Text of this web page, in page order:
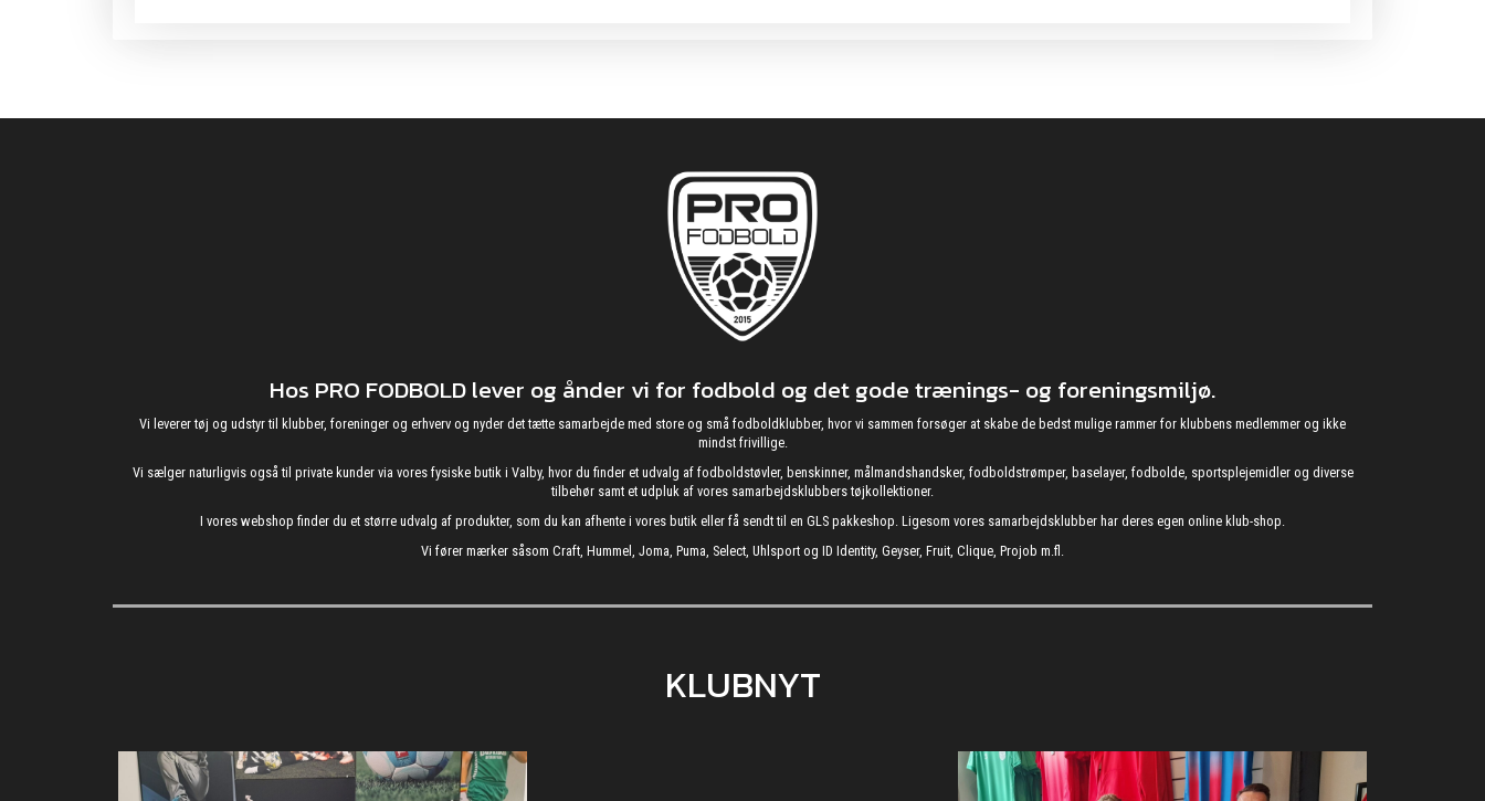
Hos PRO FODBOLD lever og ånder vi for fodbold og det gode trænings- og foreningsmiljø.
Vi leverer tøj og udstyr til klubber, foreninger og erhverv og nyder det tætte samarbejde med store og små fodboldklubber, hvor vi sammen forsøger at skabe de bedst mulige rammer for klubbens medlemmer og ikke
mindst frivillige.
Vi sælger naturligvis også til private kunder via vores fysiske butik i Valby, hvor du finder et udvalg af fodboldstøvler, benskinner, målmandshandsker, fodboldstrømper, baselayer, fodbolde, sportsplejemidler og diverse
tilbehør samt et udpluk af vores samarbejdsklubbers tøjkollektioner.
I vores webshop finder du et større udvalg af produkter, som du kan afhente i vores butik eller få sendt til en GLS pakkeshop. Ligesom vores samarbejdsklubber har deres egen online klub-shop.
Vi fører mærker såsom Craft, Hummel, Joma, Puma, Select, Uhlsport og ID Identity, Geyser, Fruit, Clique, Projob m.fl.
KLUBNYT